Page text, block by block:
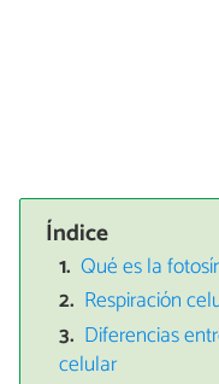
Índice
Qué es la
Respiración
Diferencias
celular